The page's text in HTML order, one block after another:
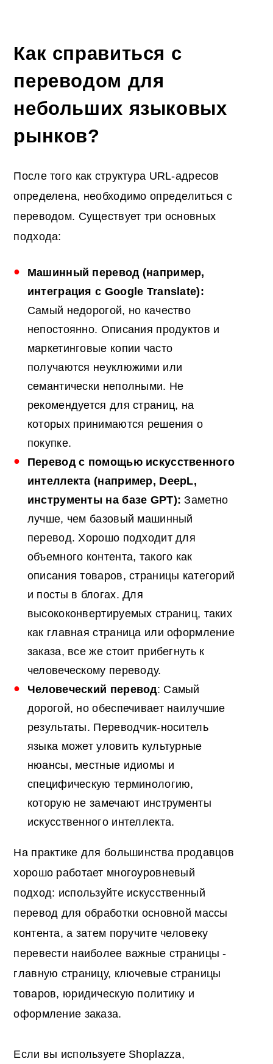
Как справиться с
переводом для
небольших языковых
рынков?
После того как структура URL-адресов
определена, необходимо определиться с
переводом. Существует три основных
подхода:
Машинный перевод (например,
интеграция с Google Translate):
Самый недорогой, но качество
непостоянно. Описания продуктов и
маркетинговые копии часто
получаются неуклюжими или
семантически неполными. Не
рекомендуется для страниц, на
которых принимаются решения о
покупке.
Перевод с помощью искусственного
интеллекта (например, DeepL,
инструменты на базе GPT):Заметно
лучше, чем базовый машинный
перевод. Хорошо подходит для
объемного контента, такого как
описания товаров, страницы категорий
и посты в блогах. Для
высококонвертируемых страниц, таких
как главная страница или оформление
заказа, все же стоит прибегнуть к
человеческому переводу.
Человеческий перевод: Самый
дорогой, но обеспечивает наилучшие
результаты. Переводчик-носитель
языка может уловить культурные
нюансы, местные идиомы и
специфическую терминологию,
которую не замечают инструменты
искусственного интеллекта.
На практике для большинства продавцов
хорошо работает многоуровневый
подход: используйте искусственный
перевод для обработки основной массы
контента, а затем поручите человеку
перевести наиболее важные страницы -
главную страницу, ключевые страницы
товаров, юридическую политику и
оформление заказа.
Если вы используете Shoplazza,